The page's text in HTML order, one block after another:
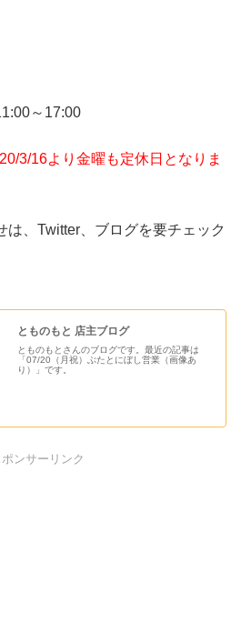
～17:00
3/16より金曜も定休日となりま
は、Twitter、ブログを要チェック
とものもと 店主ブログ
とものもとさんのブログです。最近の記事は
「07/20（月祝）ぶたとにぼし営業（画像あ
り）」です。
ポンサーリンク